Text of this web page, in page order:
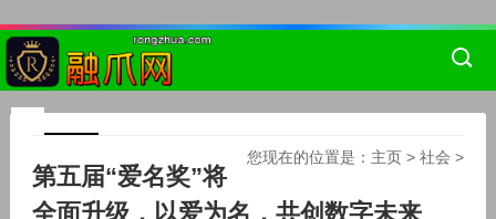
您现在的位置是： 主页 >社会 >
第五届“爱名奖”将
全面升级，以爱为名，共创数字未来